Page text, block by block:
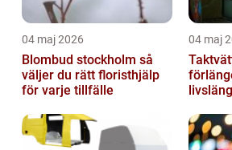
04 maj 2026
Blombud stockholm så
väljer du rätt floristhjälp
för varje tillfälle
04 maj
Taktvätt